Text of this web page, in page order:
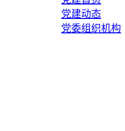
党建动态
党委组织机构